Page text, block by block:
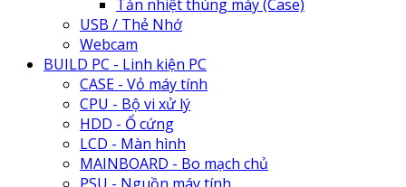
Tản nhiệt thùng máy (Case)
USB / Thẻ Nhớ
Webcam
BUILD PC - Linh kiện PC
CASE - Vỏ máy tính
CPU - Bộ vi xử lý
HDD - Ổ cứng
LCD - Màn hình
MAINBOARD - Bo mạch chủ